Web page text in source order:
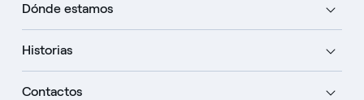
Dónde estamos
Historias
Contactos